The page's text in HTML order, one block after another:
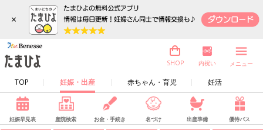
×
TOP 妊娠・出産 赤ちゃん・育児 妊活
SHOP 内祝い メニュー
妊娠早見表 産院検索 お金・手続き 名づけ 出産準備 優待パス